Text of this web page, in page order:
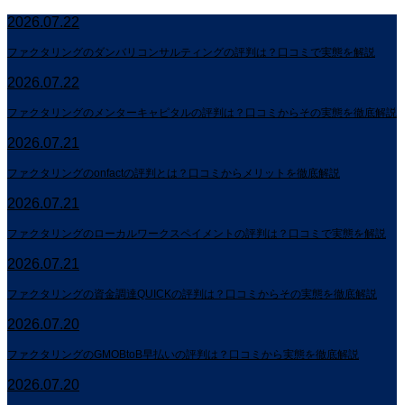
2026.07.22
ファクタリングのダンバリコンサルティングの評判は？口コミで実態を解説
2026.07.22
ファクタリングのメンターキャピタルの評判は？口コミからその実態を徹底解説
2026.07.21
ファクタリングのonfactの評判とは？口コミからメリットを徹底解説
2026.07.21
ファクタリングのローカルワークスペイメントの評判は？口コミで実態を解説
2026.07.21
ファクタリングの資金調達QUICKの評判は？口コミからその実態を徹底解説
2026.07.20
ファクタリングのGMOBtoB早払いの評判は？口コミから実態を徹底解説
2026.07.20